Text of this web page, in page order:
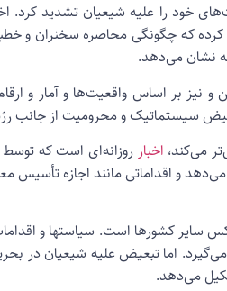
خود را علیه شیعیان تشدید کرد.
که چگونگی محاصره سخنران و
نشان می‌دهد.
نیز بر اساس واقعیت‌ها و آمار و
سیستماتیک و محرومیت از جانب
می‌کند، اخبار
و اقداماتی مانند اجازه تأسیس
کشورها است. سیاستها و
می‌دهد.